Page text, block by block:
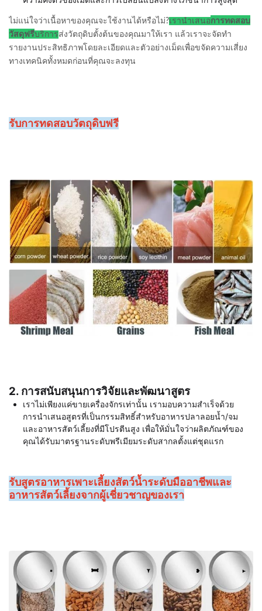
ไม่แน่ใจว่าเนื้อหาของคุณจะใช้งานได้หรือไม่?เรานำเสนอการทดสอบ
วัสดุฟรีบริการส่งวัตถุดิบตั้งต้นของคุณมาให้เรา แล้วเราจะจัดทำ
รายงานประสิทธิภาพโดยละเอียดและตัวอย่างเม็ดเพื่อขจัดความเสี่ยง
ทางเทคนิคทั้งหมดก่อนที่คุณจะลงทุน
รับการทดสอบวัตถุดิบฟรี
2. การสนับสนุนการวิจัยและพัฒนาสูตร
เราไม่เพียงแค่ขายเครื่องจักรเท่านั้น เรามอบความสำเร็จด้วย
การนำเสนอสูตรที่เป็นกรรมสิทธิ์สำหรับอาหารปลาลอยน้ำ/จม
และอาหารสัตว์เลี้ยงที่มีโปรตีนสูง เพื่อให้มั่นใจว่าผลิตภัณฑ์ของ
คุณได้รับมาตรฐานระดับพรีเมียมระดับสากลตั้งแต่ชุดแรก
รับสูตรอาหารเพาะเลี้ยงสัตว์น้ำระดับมืออาชีพและ
อาหารสัตว์เลี้ยงจากผู้เชี่ยวชาญของเรา